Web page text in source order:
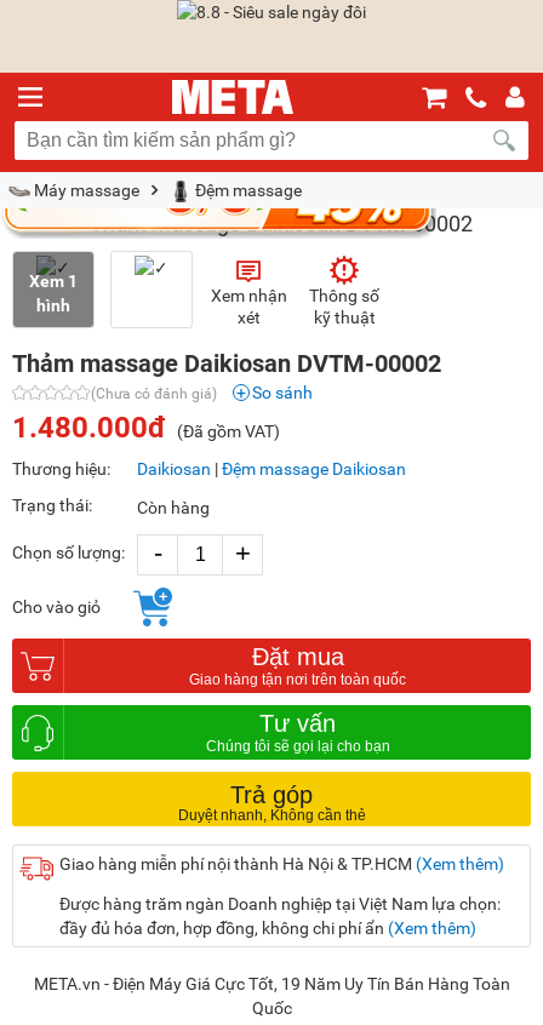
Máy massage Đệm massage
Xem 1
hình
Xem nhận
xét
Thông số
kỹ thuật
Thảm massage Daikiosan DVTM-00002
(Chưa có đánh giá) So sánh
1.480.000đ
(Đã gồm VAT)
Thương hiệu:
Daikiosan |Đệm massage Daikiosan
Trạng thái:
Còn hàng
Chọn số lượng: - +
Cho vào giỏ
Đặt mua
Tư vấn
Trả góp
Giao hàng miễn phí nội thành Hà Nội & TP.HCM (Xem thêm)
Được hàng trăm ngàn Doanh nghiệp tại Việt Nam lựa chọn:
đầy đủ hóa đơn, hợp đồng, không chi phí ẩn (Xem thêm)
META.vn - Điện Máy Giá Cực Tốt, 19 Năm Uy Tín Bán Hàng Toàn
Quốc